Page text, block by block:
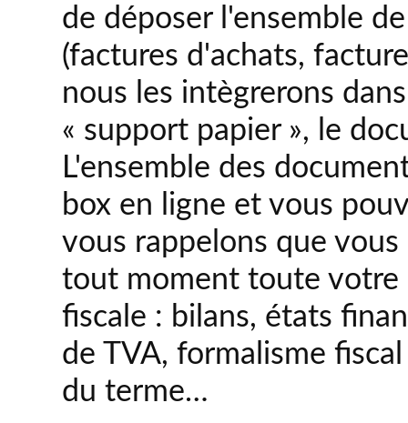
de déposer l'ensemble
(factures d'achats,
nous les intègrerons
« support papier », le
L'ensemble des
box en ligne et vous
vous rappelons que
tout moment toute
fiscale : bilans, états
de TVA, formalisme
du terme…